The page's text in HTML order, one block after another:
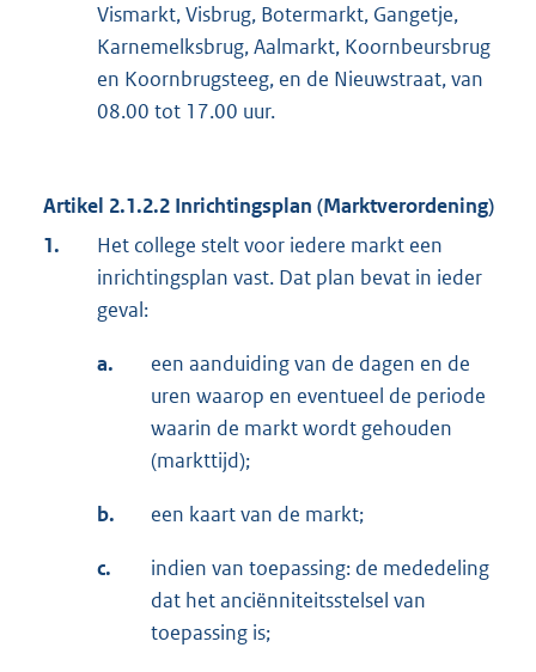
Vismarkt, Visbrug, Botermarkt, Gangetje,
Karnemelksbrug, Aalmarkt, Koornbeursbrug
en Koornbrugsteeg, en de Nieuwstraat, van
08.00 tot 17.00 uur.
Artikel 2.1.2.2 Inrichtingsplan (Marktverordening)
1.
Het college stelt voor iedere markt een
inrichtingsplan vast. Dat plan bevat in ieder
geval:
a.
een aanduiding van de dagen en de
uren waarop en eventueel de periode
waarin de markt wordt gehouden
(markttijd);
b. een kaart van de markt;
c.
indien van toepassing: de mededeling
dat het anciënniteitsstelsel van
toepassing is;